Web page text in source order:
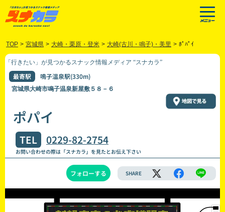
TOP > 宮城県 > 大崎・栗原・登米 > 大崎(古川・鳴子)・美里 > ﾎﾟﾊﾟｲ
「行きたい」が見つかるスナック情報メディア “スナカラ”
最寄駅 鳴子温泉駅(330m)
宮城県大崎市鳴子温泉新屋敷５８－６
ポパイ
TEL 0229-82-2754
お問い合わせの際は「スナカラ」を見たとお伝え下さい
フォローする SHARE